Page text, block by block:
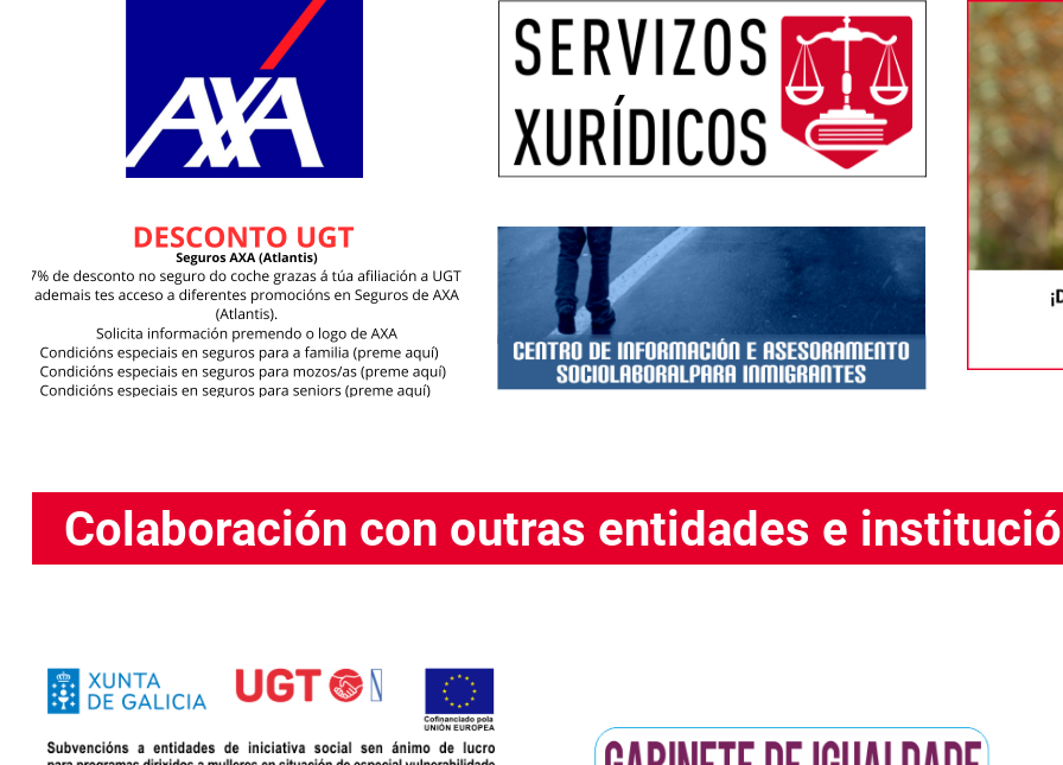
Colaboración con outras entidades e